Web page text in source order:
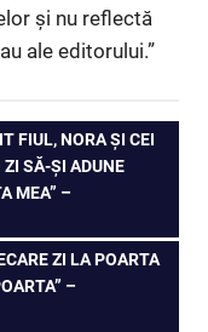
și nu reflectă
ale editorului.”
FIUL, NORA ȘI CEI
SĂ-ȘI ADUNE
MEA” –
ZI LA POARTA
–